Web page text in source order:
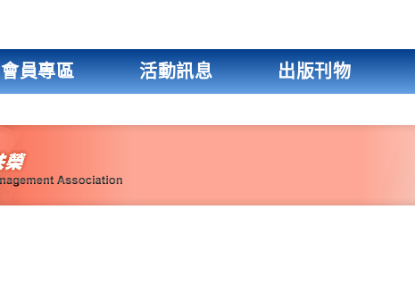
會員專區 活動訊息 出版刊物